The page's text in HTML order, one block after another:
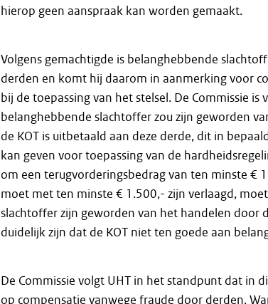
hierop geen aanspraak kan worden gemaakt.
Volgens gemachtigde is belanghebbende
derden en komt hij daarom in aanmerking voor
bij de toepassing van het stelsel. De Commissie is
belanghebbende slachtoffer zou zijn geworden
de KOT is uitbetaald aan deze derde, dit in
kan geven voor toepassing van de
om een terugvorderingsbedrag van ten minste €
moet met ten minste € 1.500,- zijn verlaagd,
slachtoffer zijn geworden van het handelen door
duidelijk zijn dat de KOT niet ten goede aan
De Commissie volgt UHT in het standpunt dat in
op compensatie vanwege fraude door derden.